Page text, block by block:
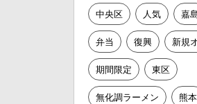
中央区 人気 嘉
弁当 復興 新規
期間限定 東区
無化調ラーメン 熊本